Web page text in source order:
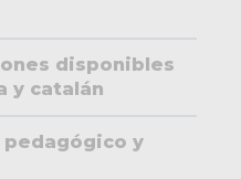
disponibles
y catalán
y